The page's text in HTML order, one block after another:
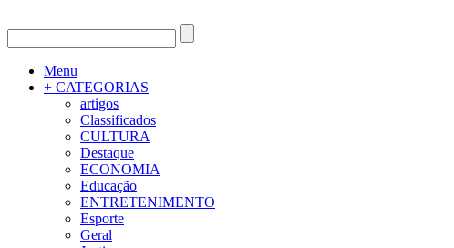
Menu
+ CATEGORIAS
artigos
Classificados
CULTURA
Destaque
ECONOMIA
Educação
ENTRETENIMENTO
Esporte
Geral